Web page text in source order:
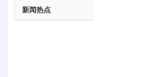
新闻热点